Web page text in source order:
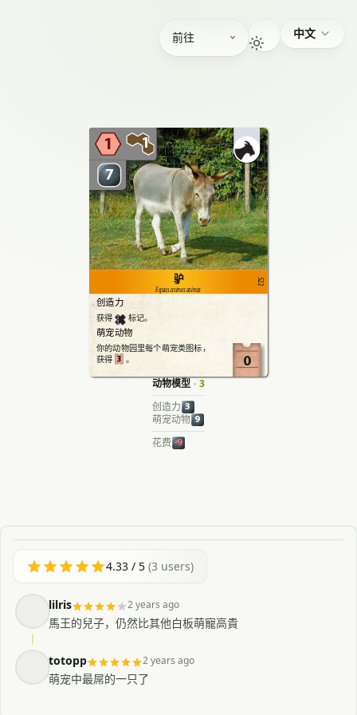
前往 中文
1 1
7
522
驴
Equus asinus asinus
0
创造力
获得 标记。
萌宠动物
你的动物园里每个萌宠类图标，
获得 3 。
动物模型 · 3
创造力 3
萌宠动物 9
花费 -9
4.33 / 5 (3 users)
lilris 2 years ago
馬王的兒子，仍然比其他白板萌寵高貴
totopp 2 years ago
萌宠中最屌的一只了